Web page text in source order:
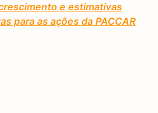
e estimativas
para as ações da PACCAR